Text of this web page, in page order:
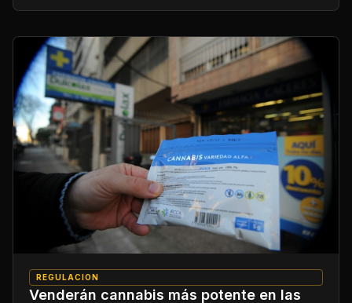
REGULACION
Venderán cannabis más potente en las